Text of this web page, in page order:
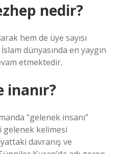
nedir?
hem de üye sayısı
dünyasında en yaygın
etmektedir.
inanır?
“gelenek insanı”
gelenek kelimesi
davranış ve